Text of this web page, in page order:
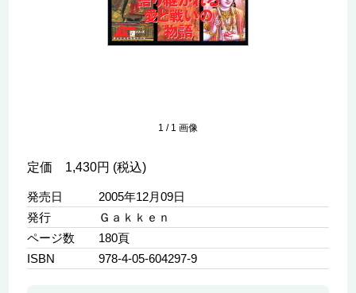
1 / 1 画像
定価 1,430円 (税込)
発売日
2005年12月09日
発行
Ｇａｋｋｅｎ
ページ数
180頁
ISBN
978-4-05-604297-9